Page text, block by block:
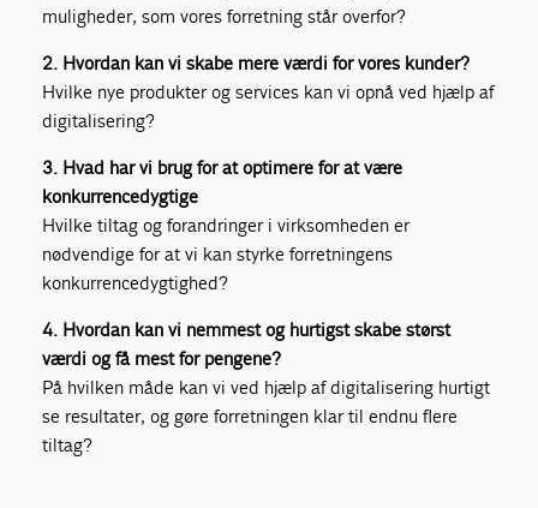
muligheder, som vores forretning står overfor?
2. Hvordan kan vi skabe mere værdi for vores kunder?
Hvilke nye produkter og services kan vi opnå ved hjælp af
digitalisering?
3. Hvad har vi brug for at optimere for at være
konkurrencedygtige
Hvilke tiltag og forandringer i virksomheden er
nødvendige for at vi kan styrke forretningens
konkurrencedygtighed?
4. Hvordan kan vi nemmest og hurtigst skabe størst
værdi og få mest for pengene?
På hvilken måde kan vi ved hjælp af digitalisering hurtigt
se resultater, og gøre forretningen klar til endnu flere
tiltag?